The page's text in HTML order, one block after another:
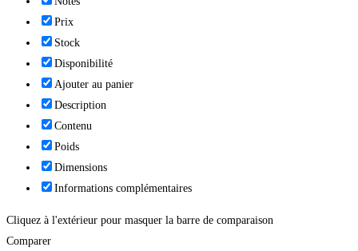
Prix
Stock
Disponibilité
Ajouter au panier
Description
Contenu
Poids
Dimensions
Informations complémentaires
Cliquez à l'extérieur pour masquer la barre de comparaison
Comparer